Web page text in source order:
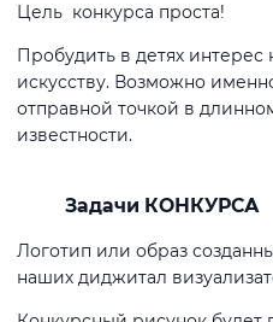
Цель конкурса проста!
Пробудить в детях интерес
искусству. Возможно
отправной точкой в
известности.
Задачи КОНКУРСА
Логотип или образ
наших диджитал